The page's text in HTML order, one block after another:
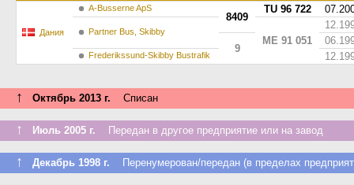
Дания
A-Busserne ApS
8409
TU 96 722
Partner Bus, Skibby
ME 91 051
9
Frederikssund-Skibby Bustrafik
↑ Октябрь 2013 г. Списан
↑ Июль 2005 г. Передан в другое предприятие или на завод
↑ Декабрь 1998 г. Перенумерован/передан (в пределах